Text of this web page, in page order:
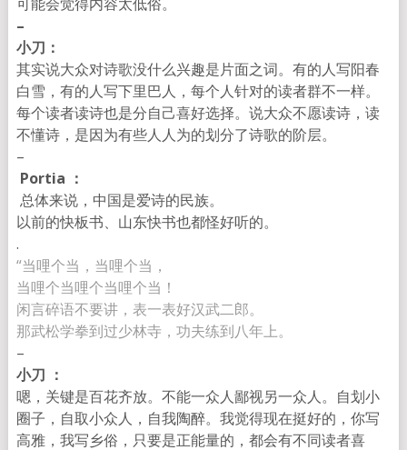
–
小刀：
其实说大众对诗歌没什么兴趣是片面之词。有的人写阳春
白雪， 有的人写下里巴人，每个人针对的读者群不一样。
每个读者读诗也是分自己喜好选择。说大众不愿读诗，读
不懂诗， 是因为有些人人为的划分了诗歌的阶层。
–
Portia ：
总体来说，中国是爱诗的民族。
以前的快板书、山东快书也都怪好听的。
.
“当哩个当，当哩个当，
当哩个当哩个当哩个当！
闲言碎语不要讲，表一表好汉武二郎。
那武松学拳到过少林寺，功夫练到八年上。
–
小刀 ：
嗯，关键是百花齐放。不能一众人鄙视另一众人。自划小
圈子， 自取小众人，自我陶醉。我觉得现在挺好的，你写
高雅，我写乡俗， 只要是正能量的，都会有不同读者喜